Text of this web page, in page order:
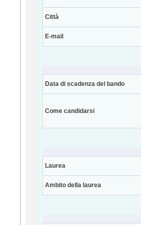
Città
E-mail
Data di scadenza del bando
Come candidarsi
Laurea
Ambito della laurea